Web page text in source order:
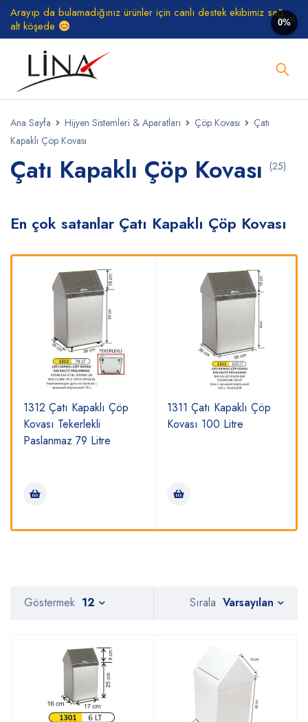
Arayıp da bulamadığınız ürünler için canlı destek ekibimiz sağ
alt köşede
Ana Sayfa Hijyen Sistemleri & Aparatları Çöp Kovası
Çatı
Kapaklı Çöp Kovası
Çatı Kapaklı Çöp Kovası (25)
En çok satanlar Çatı Kapaklı Çöp Kovası
1312 Çatı Kapaklı Çöp
Kovası Tekerlekli
Paslanmaz 79 Litre
1311 Çatı Kapaklı Çöp
Kovası 100 Litre
Sırala Varsayılan
Göstermek 12
0%